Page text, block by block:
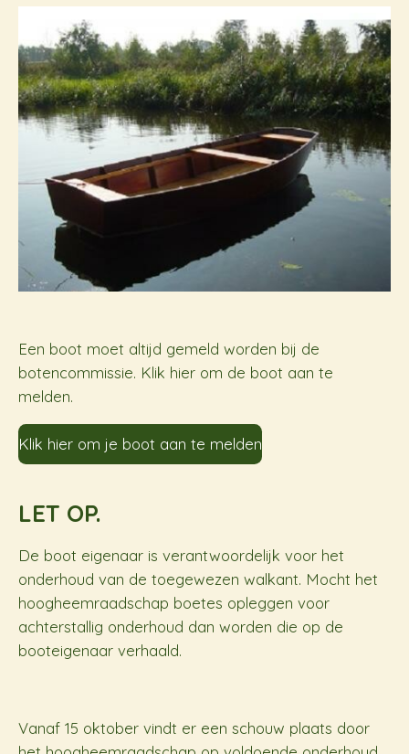
Een boot moet altijd gemeld worden bij de
botencommissie. Klik hier om de boot aan te
melden.
Klik hier om je boot aan te melden
LET OP.
De boot eigenaar is verantwoordelijk voor het
onderhoud van de toegewezen walkant. Mocht het
hoogheemraadschap boetes opleggen voor
achterstallig onderhoud dan worden die op de
booteigenaar verhaald.
Vanaf 15 oktober vindt er een schouw plaats door